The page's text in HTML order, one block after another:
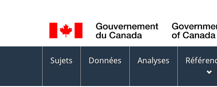
de
la
langue
des
Sujets Données Analyses